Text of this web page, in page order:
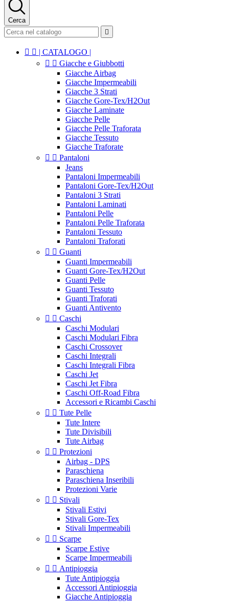
Cerca

  | CATALOGO |
  Giacche e Giubbotti
Giacche Airbag
Giacche Impermeabili
Giacche 3 Strati
Giacche Gore-Tex/H2Out
Giacche Laminate
Giacche Pelle
Giacche Pelle Traforata
Giacche Tessuto
Giacche Traforate
  Pantaloni
Jeans
Pantaloni Impermeabili
Pantaloni Gore-Tex/H2Out
Pantaloni 3 Strati
Pantaloni Laminati
Pantaloni Pelle
Pantaloni Pelle Traforata
Pantaloni Tessuto
Pantaloni Traforati
  Guanti
Guanti Impermeabili
Guanti Gore-Tex/H2Out
Guanti Pelle
Guanti Tessuto
Guanti Traforati
Guanti Antivento
  Caschi
Caschi Modulari
Caschi Modulari Fibra
Caschi Crossover
Caschi Integrali
Caschi Integrali Fibra
Caschi Jet
Caschi Jet Fibra
Caschi Off-Road Fibra
Accessori e Ricambi Caschi
  Tute Pelle
Tute Intere
Tute Divisibili
Tute Airbag
  Protezioni
Airbag - DPS
Paraschiena
Paraschiena Inseribili
Protezioni Varie
  Stivali
Stivali Estivi
Stivali Gore-Tex
Stivali Impermeabili
  Scarpe
Scarpe Estive
Scarpe Impermeabili
  Antipioggia
Tute Antipioggia
Accessori Antipioggia
Giacche Antipioggia